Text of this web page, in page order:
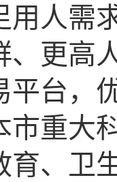
用人需
、更高
平台，
市重大
育、卫